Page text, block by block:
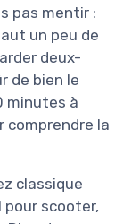
pas mentir :
un peu de
deux-
de bien le
minutes à
comprendre la
classique
pour scooter,